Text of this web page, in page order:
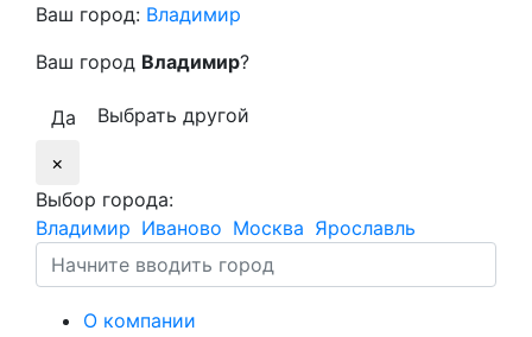
Ваш город: Владимир
Ваш город Владимир?
Да
Выбрать другой
×
Выбор города:
Владимир Иваново Москва Ярославль
О компании